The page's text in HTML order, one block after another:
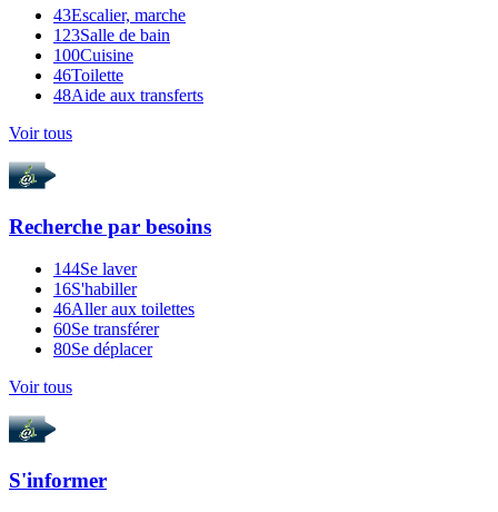
43Escalier, marche
123Salle de bain
100Cuisine
46Toilette
48Aide aux transferts
Voir tous
Recherche par besoins
144Se laver
16S'habiller
46Aller aux toilettes
60Se transférer
80Se déplacer
Voir tous
S'informer